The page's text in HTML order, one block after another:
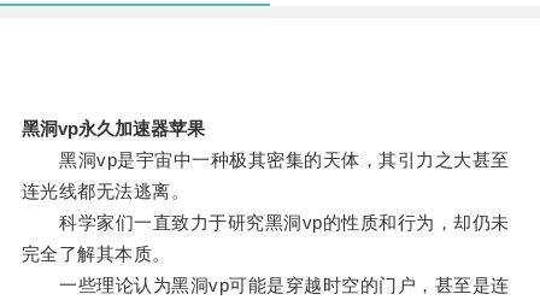
黑洞vp永久加速器苹果
黑洞vp是宇宙中一种极其密集的天体，其引力之大甚至
连光线都无法逃离。
科学家们一直致力于研究黑洞vp的性质和行为，却仍未
完全了解其本质。
一些理论认为黑洞vp可能是穿越时空的门户，甚至是连